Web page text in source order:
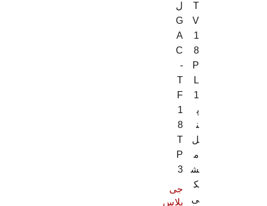
T
V
1
8
P
L
1
پ
ن
ل
م
ش
ک
ی
ل
G
A
C
-
T
F
1
8
T
P
3
جی
پلاس